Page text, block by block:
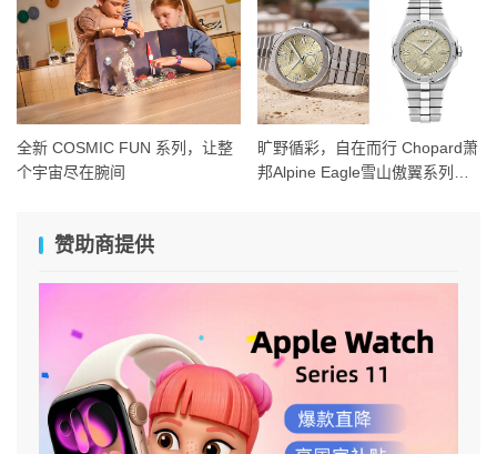
全新 COSMIC FUN 系列，让整
个宇宙尽在腕间
旷野循彩，自在而行 Chopard萧
邦Alpine Eagle雪山傲翼系列时
赞助商提供